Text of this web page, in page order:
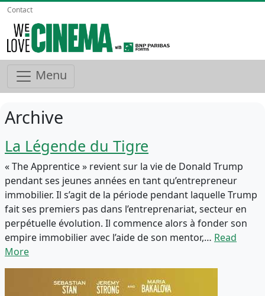
Contact
Menu
Archive
La Légende du Tigre
« The Apprentice » revient sur la vie de Donald Trump
pendant ses jeunes années en tant qu’entrepreneur
immobilier. Il s’agit de la période pendant laquelle Trump
fait ses premiers pas dans l’entreprenariat, secteur en
perpétuelle évolution. Il commence alors à fonder son
empire immobilier avec l’aide de son mentor,… Read
More